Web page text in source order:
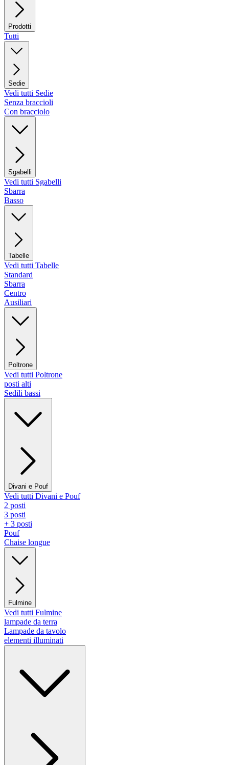
Prodotti
Tutti
Sedie
Vedi tutti Sedie
Senza braccioli
Con bracciolo
Sgabelli
Vedi tutti Sgabelli
Sbarra
Basso
Tabelle
Vedi tutti Tabelle
Standard
Sbarra
Centro
Ausiliari
Poltrone
Vedi tutti Poltrone
posti alti
Sedili bassi
Divani e Pouf
Vedi tutti Divani e Pouf
2 posti
3 posti
+ 3 posti
Pouf
Chaise longue
Fulmine
Vedi tutti Fulmine
lampade da terra
Lampade da tavolo
elementi illuminati